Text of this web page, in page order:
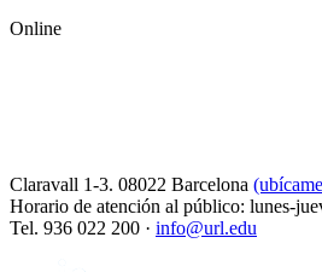
Online
Claravall 1-3. 08022 Barcelona
Horario de atención al público: lunes-
Tel. 936 022 200 · info@url.edu